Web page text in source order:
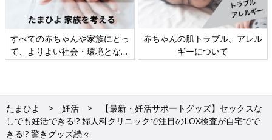
すべての赤ちゃんや家族にとっ
て、よりよい社会・環境となる
ことをめざしてさまざまな課題
赤ちゃんの肌トラブル、アレル
ギーについて
たまひよ 妊活
【最新・妊活サポートグッズ】セックスな
しでも妊活できる!? 婦人科クリニックで注目のLOX検査が自宅でで
きる!? 驚きグッズ続々